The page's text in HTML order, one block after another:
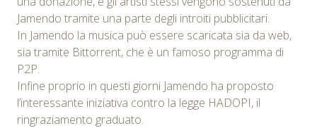
Jamendo tramite una parte degli introiti pubblicitari.
In Jamendo la musica può essere scaricata sia da web,
sia tramite Bittorrent, che è un famoso programma di
P2P.
Infine proprio in questi giorni Jamendo ha proposto
l’interessante iniziativa contro la legge HADOPI, il
ringraziamento graduato.